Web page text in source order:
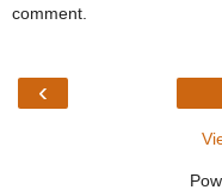
comment.
‹